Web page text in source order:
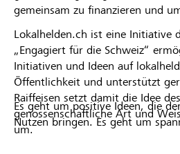
gemeinsam zu finanzieren und
Lokalhelden.ch ist eine Initiative
„Engagiert für die Schweiz“
Initiativen und Ideen auf
Öffentlichkeit und unterstützt
Raiffeisen setzt damit die Idee
genossenschaftliche Art und
um.
Es geht um positive Ideen, die
Nutzen bringen. Es geht um